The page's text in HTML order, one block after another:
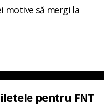
motive să mergi la
pentru FNT